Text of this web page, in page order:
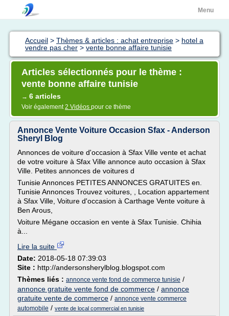
Menu
Accueil > Thèmes & articles : achat entreprise > hotel a
vendre pas cher > vente bonne affaire tunisie
Articles sélectionnés pour le thème :
vente bonne affaire tunisie
→ 6 articles
Voir également2 Vidéos pour ce thème
Annonce Vente Voiture Occasion Sfax - Anderson
Sheryl Blog
Annonces de voiture d'occasion à Sfax Ville vente et achat
de votre voiture à Sfax Ville annonce auto occasion à Sfax
Ville. Petites annonces de voitures d
Tunisie Annonces PETITES ANNONCES GRATUITES en.
Tunisie Annonces Trouvez voitures, , Location appartement
à Sfax Ville, Voiture d'occasion à Carthage Vente voiture à
Ben Arous,
Voiture Mégane occasion en vente à Sfax Tunisie. Chihia
à...
Lire la suite
Date: 2018-05-18 07:39:03
Site : http://andersonsherylblog.blogspot.com
Thèmes liés : annonce vente fond de commerce tunisie /
annonce gratuite vente fond de commerce / annonce
gratuite vente de commerce / annonce vente commerce
automobile / vente de local commercial en tunisie